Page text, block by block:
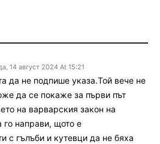
14 август 2024 At 15:21
да не подпише указа.Той вече не
да се покаже за първи път
на варварския закон на
направи, щото е
с гълъби и кутевци да не бяха